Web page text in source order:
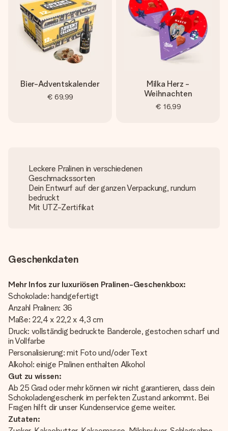
Bier-Adventskalender
€ 69,99
Milka Herz -
Weihnachten
€ 16,99
Leckere Pralinen in verschiedenen
Geschmackssorten
Dein Entwurf auf der ganzen Verpackung, rundum
bedruckt
Mit UTZ-Zertifikat
Geschenkdaten
Mehr Infos zur luxuriösen Pralinen-Geschenkbox:
Schokolade: handgefertigt
Anzahl Pralinen: 36
Maße: 22,4 x 22,2 x 4,3 cm
Druck: vollständig bedruckte Banderole, gestochen scharf und
in Vollfarbe
Personalisierung: mit Foto und/oder Text
Alkohol: einige Pralinen enthalten Alkohol
Gut zu wissen:
Ab 25 Grad oder mehr können wir nicht garantieren, dass dein
Schokoladengeschenk im perfekten Zustand ankommt. Bei
Fragen hilft dir unser Kundenservice gerne weiter.
Zutaten: